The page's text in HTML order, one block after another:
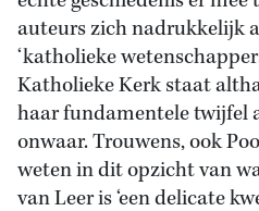
auteurs zich nadrukkelijk
‘katholieke
Katholieke Kerk staat
haar fundamentele twijfel
onwaar. Trouwens, ook
weten in dit opzicht van
van Leer is ‘een delicate